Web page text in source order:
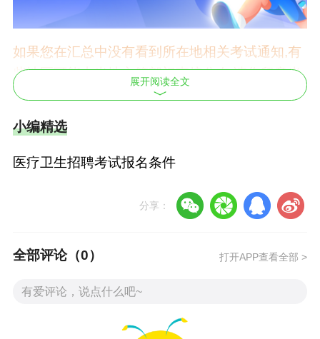
如果您在汇总中没有看到所在地相关考试通知,有
些地区可能由当地主管部门直接公布,请您留意当
地主管部门通知,不要错过考试报名。
查询
导航
湖 南 浙 江 福 建
山 东
辽 宁 江 西 吉 林
湖 北
黑龙
展开阅读全文
小编精选
医疗卫生招聘考试报名条件
分享：
全部评论（0） 打开APP查看全部 >